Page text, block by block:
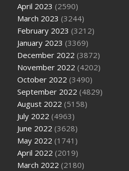
April 2023 (2590)
March 2023 (3244)
February 2023 (3212)
January 2023 (3369)
December 2022 (3872)
November 2022 (4202)
October 2022 (3490)
September 2022 (4829)
August 2022 (5158)
July 2022 (4963)
June 2022 (3628)
May 2022 (1741)
April 2022 (2019)
March 2022 (2180)